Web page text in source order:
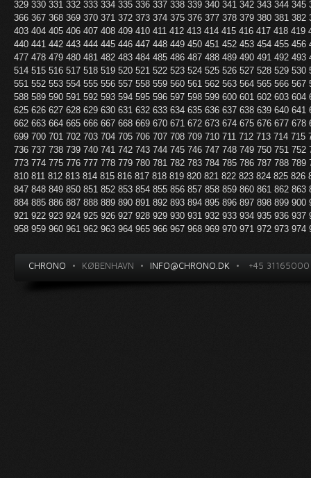
329 330 331 332 333 334 335 336 337 338 339 340 341 342 343 344 345
366 367 368 369 370 371 372 373 374 375 376 377 378 379 380 381 382
403 404 405 406 407 408 409 410 411 412 413 414 415 416 417 418 419
440 441 442 443 444 445 446 447 448 449 450 451 452 453 454 455 456
477 478 479 480 481 482 483 484 485 486 487 488 489 490 491 492 493
514 515 516 517 518 519 520 521 522 523 524 525 526 527 528 529 530
551 552 553 554 555 556 557 558 559 560 561 562 563 564 565 566 567
588 589 590 591 592 593 594 595 596 597 598 599 600 601 602 603 604
625 626 627 628 629 630 631 632 633 634 635 636 637 638 639 640 641
662 663 664 665 666 667 668 669 670 671 672 673 674 675 676 677 678
699 700 701 702 703 704 705 706 707 708 709 710 711 712 713 714 715
736 737 738 739 740 741 742 743 744 745 746 747 748 749 750 751 752
773 774 775 776 777 778 779 780 781 782 783 784 785 786 787 788 789
810 811 812 813 814 815 816 817 818 819 820 821 822 823 824 825 826
847 848 849 850 851 852 853 854 855 856 857 858 859 860 861 862 863
884 885 886 887 888 889 890 891 892 893 894 895 896 897 898 899 900
921 922 923 924 925 926 927 928 929 930 931 932 933 934 935 936 937
958 959 960 961 962 963 964 965 966 967 968 969 970 971 972 973 974
CHRONO • KØBENHAVN • INFO@CHRONO.DK • +45 31165000